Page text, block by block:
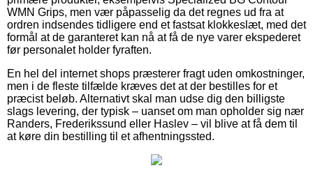
WMN Grips, men vær påpasselig da det regnes ud fra at
ordren indsendes tidligere end et fastsat klokkeslæt, med det
formål at de garanteret kan nå at få de nye varer ekspederet
før personalet holder fyraften.
En hel del internet shops præsterer fragt uden omkostninger,
men i de fleste tilfælde kræves det at der bestilles for et
præcist beløb. Alternativt skal man udse dig den billigste
slags levering, der typisk – uanset om man opholder sig nær
Randers, Frederikssund eller Haslev – vil blive at få dem til
at køre din bestilling til et afhentningssted.